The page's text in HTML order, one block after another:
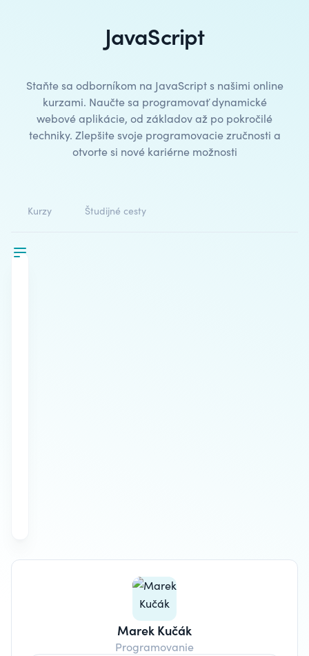
JavaScript
Staňte sa odborníkom na JavaScript s našimi online
kurzami. Naučte sa programovaťdynamické
webové aplikácie, od základov až po pokročilé
techniky. Zlepšite svoje programovacie zručnosti a
otvorte si nové kariérne možnosti
Kurzy Študijné cesty
Marek Kučák
Programovanie